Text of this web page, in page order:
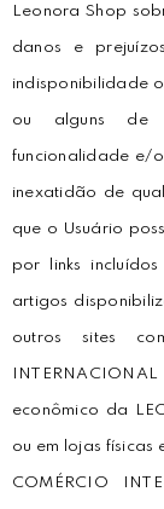
Leonora Shop
danos e
indisponibilidade
ou alguns de
funcionalidade e/
inexatidão de
que o Usuário
por links
artigos
outros sites
econômico da
ou em lojas físicas
COMÉRCIO